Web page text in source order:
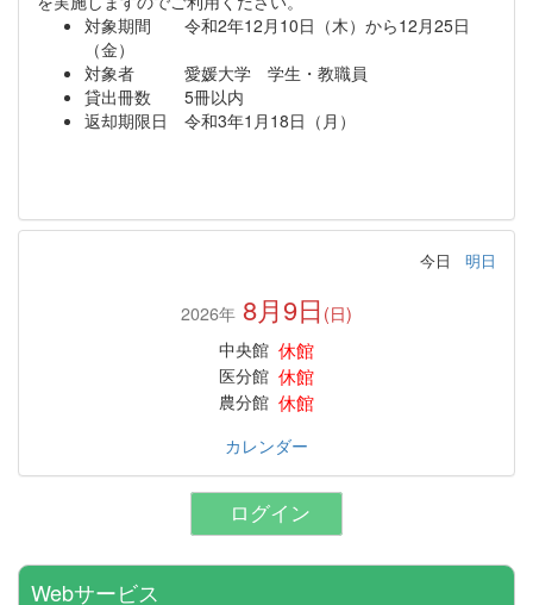
対象期間 令和2年12月10日（木）から12月25日
（金）
対象者 愛媛大学 学生・教職員
貸出冊数 5冊以内
返却期限日 令和3年1月18日（月）
今日 明日
2026年 8月9日 (日)
中央館 休館
医分館 休館
農分館 休館
カレンダー
ログイン
Webサービス